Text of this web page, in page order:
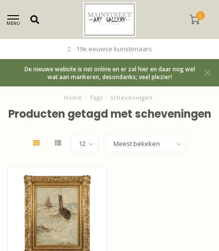
MENU
0
19e eeuwse kunstenaars
De nieuwe website is net online en er zal hier en daar nog wel
wat aan mankeren, desondanks; veel plezier!
Home / Tags / scheveningen
Producten getagd met scheveningen